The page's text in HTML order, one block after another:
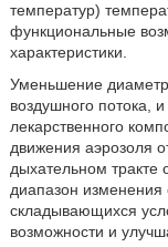
температур)
функциональные
характеристики.
Уменьшение
воздушного потока,
лекарственного
движения аэрозоля
дыхательном тракте
диапазон изменения
складывающихся
возможности и